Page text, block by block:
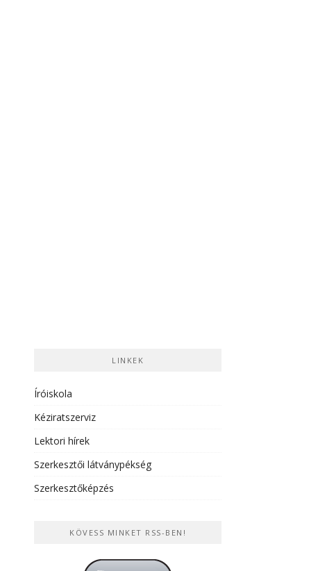
LINKEK
Íróiskola
Kéziratszerviz
Lektori hírek
Szerkesztői látványpékség
Szerkesztőképzés
KÖVESS MINKET RSS-BEN!